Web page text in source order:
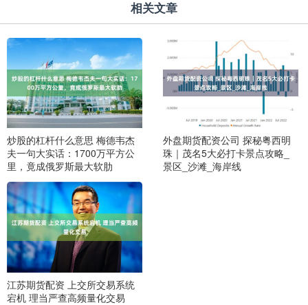
相关文章
炒股的杠杆什么意思 梅德韦杰
夫一句大实话：1700万平方公
里，竟成俄罗斯最大软肋
外盘期货配资公司 探秘粤西明
珠｜茂名5大必打卡景点攻略_
景区_沙滩_海岸线
江苏期货配资 上交所交易系统
宕机 理当严查高频量化交易